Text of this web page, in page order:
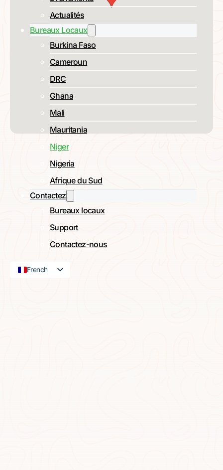
Actualités
Bureaux Locaux
Burkina Faso
Cameroun
DRC
Ghana
Mali
Mauritania
Niger
Nigeria
Afrique du Sud
Contactez
Bureaux locaux
Support
Contactez-nous
French